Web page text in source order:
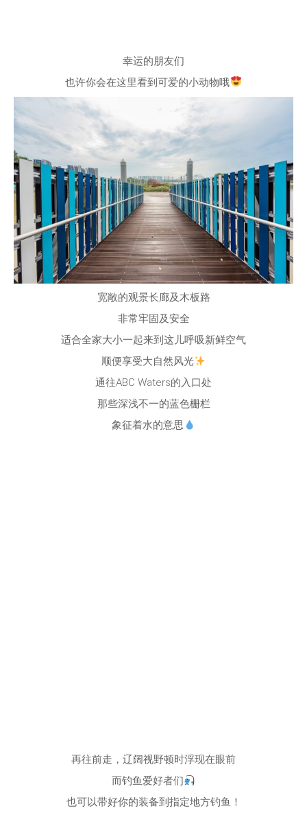
幸运的朋友们
也许你会在这里看到可爱的小动物哦
宽敞的观景长廊及木板路
非常牢固及安全
适合全家大小一起来到这儿呼吸新鲜空气
顺便享受大自然风光
通往ABC Waters的入口处
那些深浅不一的蓝色栅栏
象征着水的意思
再往前走，辽阔视野顿时浮现在眼前
而钓鱼爱好者们
也可以带好你的装备到指定地方钓鱼！